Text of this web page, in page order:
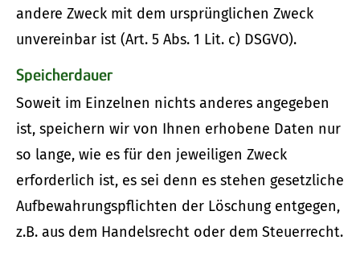
andere Zweck mit dem ursprünglichen Zweck
unvereinbar ist (Art. 5 Abs. 1 Lit. c) DSGVO).
Speicherdauer
Soweit im Einzelnen nichts anderes angegeben
ist, speichern wir von Ihnen erhobene Daten nur
so lange, wie es für den jeweiligen Zweck
erforderlich ist, es sei denn es stehen gesetzliche
Aufbewahrungspflichten der Löschung entgegen,
z.B. aus dem Handelsrecht oder dem Steuerrecht.